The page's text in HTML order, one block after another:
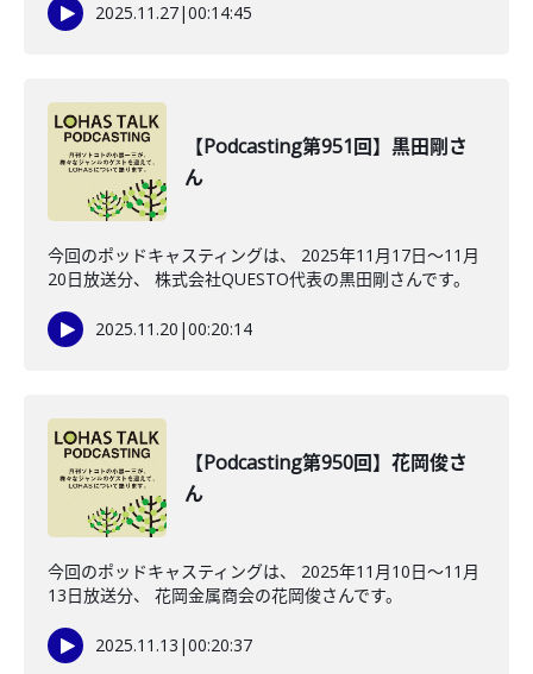
2025.11.27|00:14:45
【Podcasting第951回】黒田剛さ
ん
今回のポッドキャスティングは、 2025年11月17日〜11月
20日放送分、 株式会社QUESTO代表の黒田剛さんです。
2025.11.20 |00:20:14
【Podcasting第950回】花岡俊さ
ん
今回のポッドキャスティングは、 2025年11月10日〜11月
13日放送分、 花岡金属商会の花岡俊さんです。
2025.11.13 |00:20:37